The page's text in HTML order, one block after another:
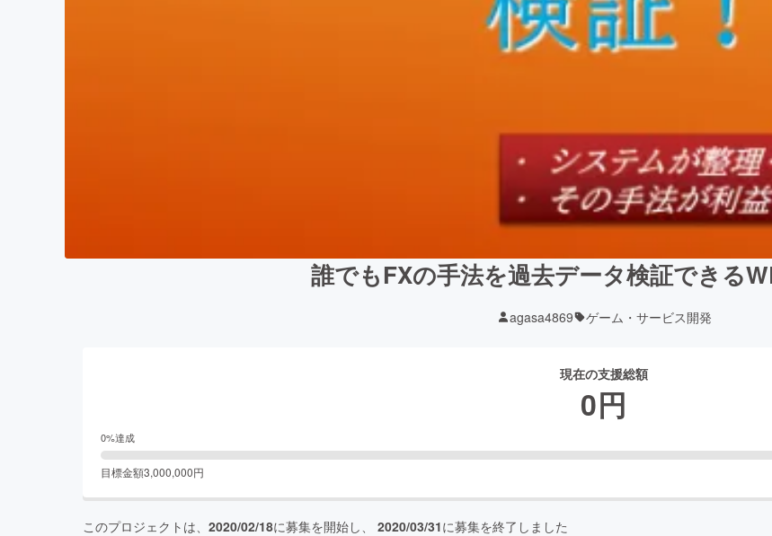
誰でもFXの手法を過去データ検証できる
agasa4869 ゲーム・サービス開発
現在の支援総額
0円
0%達成
目標金額3,000,000円
このプロジェクトは、 2020/02/18に募集を開始し、 2020/03/31に募集を終了しました